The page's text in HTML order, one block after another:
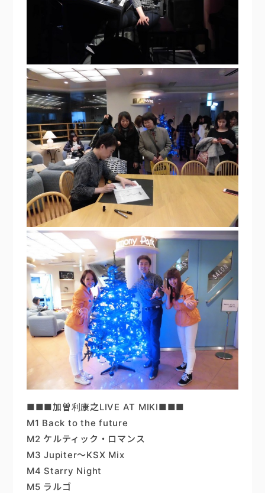
■■■加曽利康之LIVE AT MIKI■■■
M1 Back to the future
M2 ケルティック・ロマンス
M3 Jupiter～KSX Mix
M4 Starry Night
M5 ラルゴ